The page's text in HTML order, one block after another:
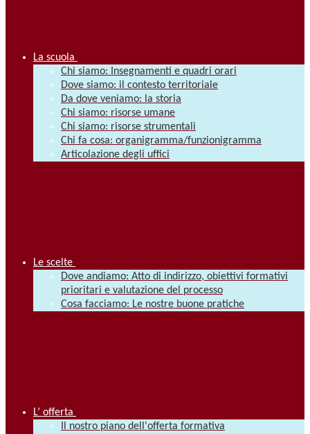
La scuola
Chi siamo: Insegnamenti e quadri orari
Dove siamo: il contesto territoriale
Da dove veniamo: la storia
Chi siamo: risorse umane
Chi siamo: risorse strumentali
Chi fa cosa: organigramma/funzionigramma
Articolazione degli uffici
Le scelte
Dove andiamo: Atto di indirizzo, obiettivi formativi
prioritari e valutazione del processo
Cosa facciamo: Le nostre buone pratiche
L’ offerta
Il nostro piano dell'offerta formativa